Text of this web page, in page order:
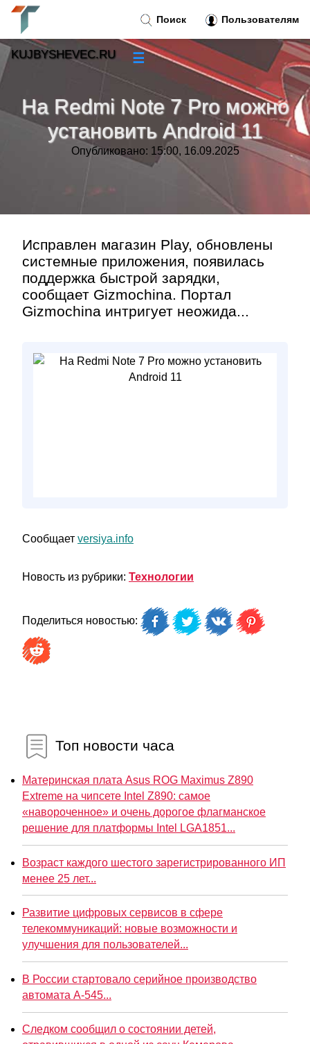
На Redmi Note 7 Pro можно
установить Android 11
Опубликовано: 15:00, 16.09.2025
Исправлен магазин Play, обновлены
системные приложения, появилась
поддержка быстрой зарядки,
сообщает Gizmochina. Портал
Gizmochina интригует неожида...
Сообщает versiya.info
Новость из рубрики: Технологии
Поделиться новостью:
Топ новости часа
Материнская плата Asus ROG Maximus Z890
Extreme на чипсете Intel Z890: самое
«навороченное» и очень дорогое флагманское
решение для платформы Intel LGA1851...
Возраст каждого шестого зарегистрированного ИП
менее 25 лет...
Развитие цифровых сервисов в сфере
телекоммуникаций: новые возможности и
улучшения для пользователей...
В России стартовало серийное производство
автомата А-545...
Следком сообщил о состоянии детей,
Поиск Пользователям
KUJBYSHEVEC.RU ☰
»
Тренды новостей
»
Контакт»